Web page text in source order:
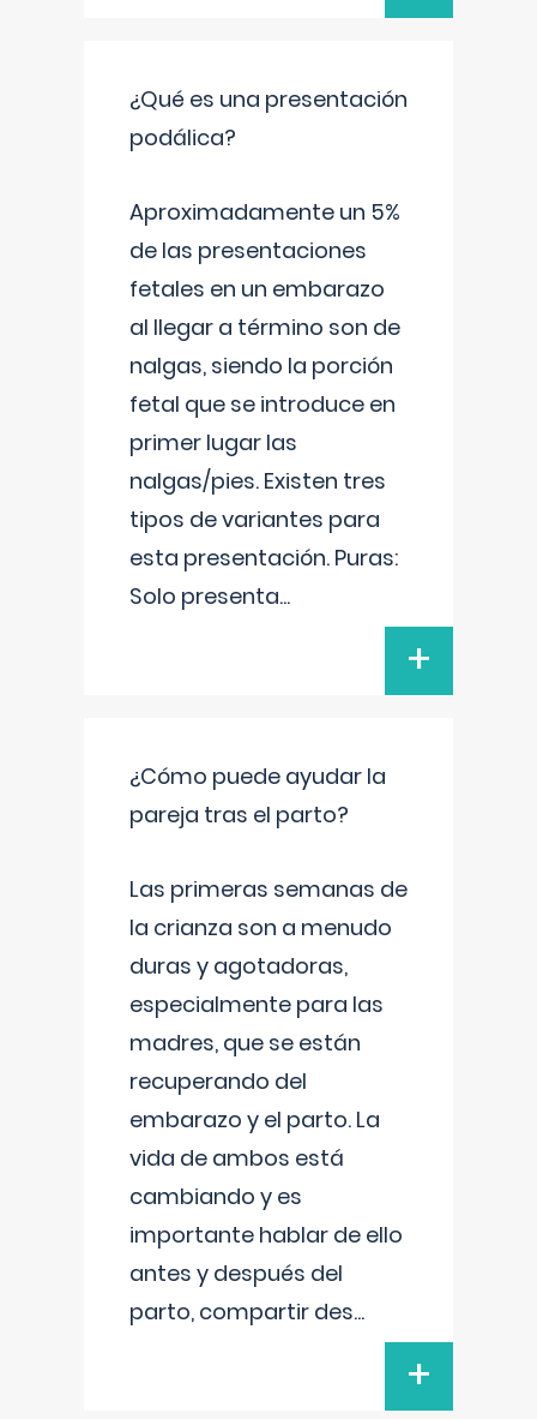
¿Qué es una presentación
podálica?
Aproximadamente un 5%
de las presentaciones
fetales en un embarazo
al llegar a término son de
nalgas, siendo la porción
fetal que se introduce en
primer lugar las
nalgas/pies. Existen tres
tipos de variantes para
esta presentación. Puras:
Solo presenta...
+
¿Cómo puede ayudar la
pareja tras el parto?
Las primeras semanas de
la crianza son a menudo
duras y agotadoras,
especialmente para las
madres, que se están
recuperando del
embarazo y el parto. La
vida de ambos está
cambiando y es
importante hablar de ello
antes y después del
parto, compartir des...
+